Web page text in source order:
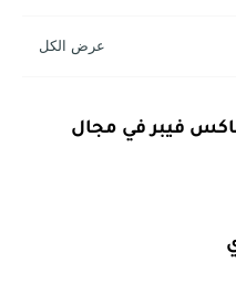
فيبر في مجال